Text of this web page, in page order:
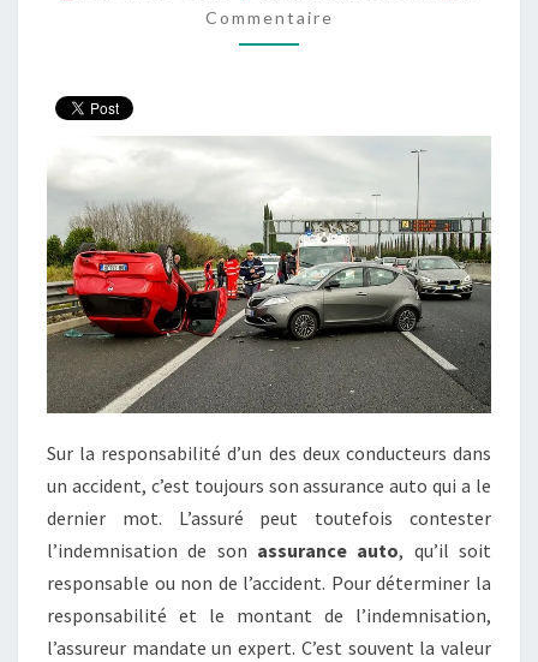
Commentaire
Sur la responsabilité d’un des deux conducteurs dans
un accident, c’est toujours son assurance auto qui a le
dernier mot. L’assuré peut toutefois contester
l’indemnisation de son assurance auto, qu’il soit
responsable ou non de l’accident. Pour déterminer la
responsabilité et le montant de l’indemnisation,
l’assureur mandate un expert. C’est souvent la valeur